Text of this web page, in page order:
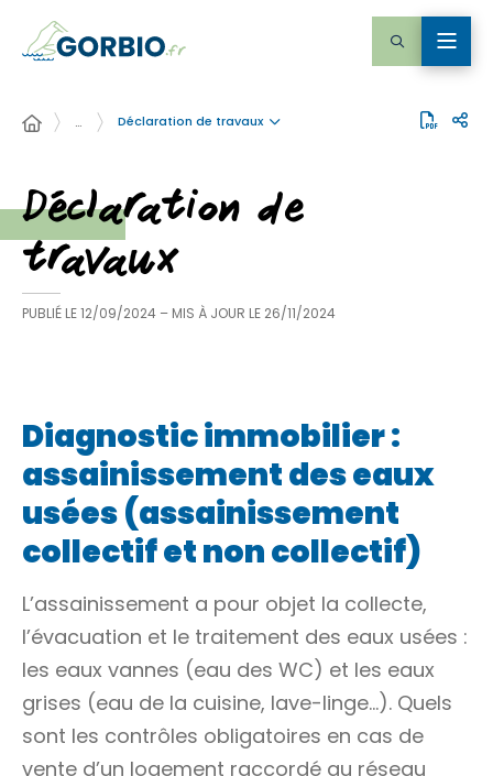
… Déclaration de travaux
Déclaration de
travaux
PUBLIÉ LE12/09/2024 – MIS À JOUR LE 26/11/2024
Diagnostic immobilier :
assainissement des eaux
usées (assainissement
collectif et non collectif)
L’assainissement a pour objet la collecte,
l’évacuation et le traitement des eaux usées :
les eaux vannes (eau des WC) et les eaux
grises (eau de la cuisine, lave-linge…). Quels
sont les contrôles obligatoires en cas de
vente d’un logement raccordé au réseau